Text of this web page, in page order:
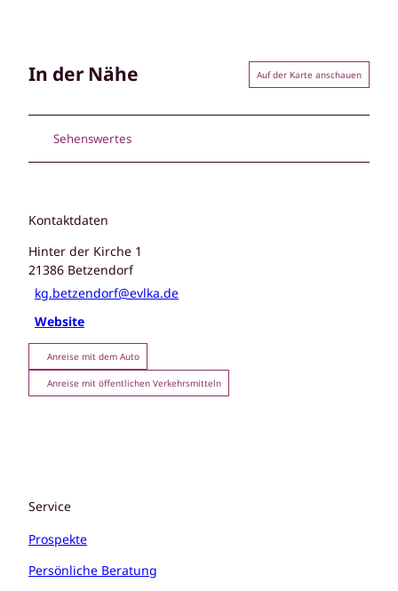
In der Nähe Auf der Karte anschauen
Sehenswertes
Kontaktdaten
Hinter der Kirche 1
21386 Betzendorf
kg.betzendorf@evlka.de
Website
Anreise mit dem Auto
Anreise mit öffentlichen Verkehrsmitteln
Service
Prospekte
Persönliche Beratung